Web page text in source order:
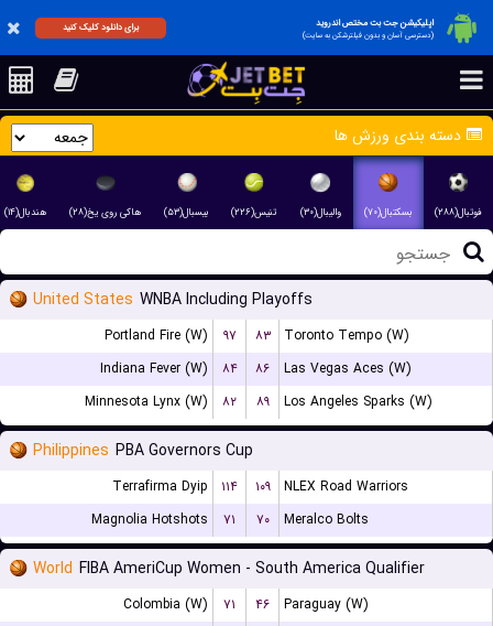
اپلیکیشن جت بت مختص اندروید
(دسترسی آسان و بدون فیلترشکن به سایت)
برای دانلود کلیک کنید
دسته بندی ورزش ها
فوتبال(۲۸۸) بسکتبال(۷۰) والیبال(۳۰) تنیس(۲۲۶) بیسبال(۵۳) هاکی روی یخ(۲۸) هندبال(۱۴)
United States WNBA Including Playoffs
Portland Fire (W) ۹۷ ۸۳
Toronto Tempo (W)
Indiana Fever (W)
۸۴ ۸۶
Las Vegas Aces (W)
Minnesota Lynx (W)
۸۲ ۸۹ Los Angeles Sparks (W)
Philippines PBA Governors Cup
Terrafirma Dyip ۱۱۴ ۱۰۹
NLEX Road Warriors
Magnolia Hotshots
۷۱ ۷۰ Meralco Bolts
World FIBA AmeriCup Women - South America Qualifier
Colombia (W) ۷۱ ۴۶
Paraguay (W)